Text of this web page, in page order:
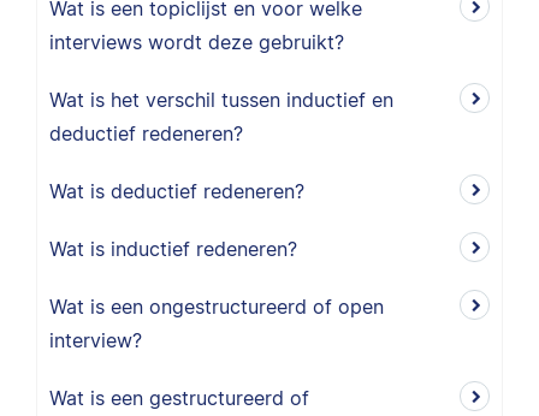
Wat is een topiclijst en voor welke
interviews wordt deze gebruikt?
Wat is het verschil tussen inductief en
deductief redeneren?
Wat is deductief redeneren?
Wat is inductief redeneren?
Wat is een ongestructureerd of open
interview?
Wat is een gestructureerd of